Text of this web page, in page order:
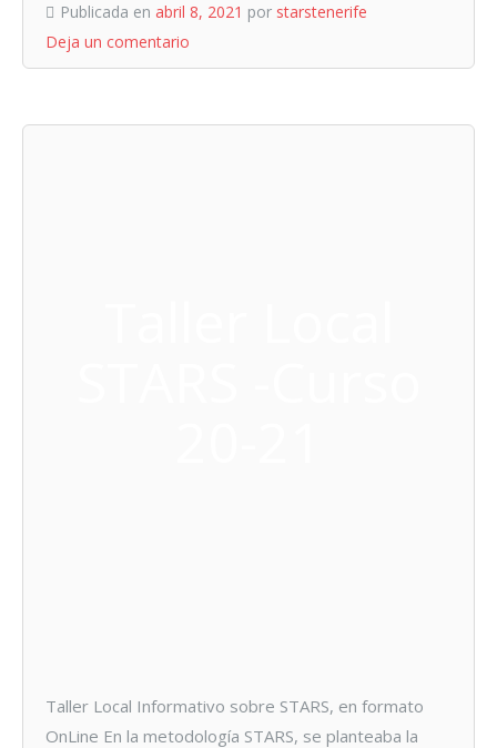
Publicada en abril 8, 2021 por starstenerife
Deja un comentario
Taller Local Informativo sobre STARS, en formato
OnLine En la metodología STARS, se planteaba la